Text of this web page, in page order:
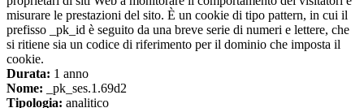
misurare le prestazioni del sito. È un cookie di tipo pattern, in cui il
prefisso _pk_id è seguito da una breve serie di numeri e lettere, che
si ritiene sia un codice di riferimento per il dominio che imposta il
cookie.
Durata: 1 anno
Nome: _pk_ses.1.69d2
Tipologia: analitico